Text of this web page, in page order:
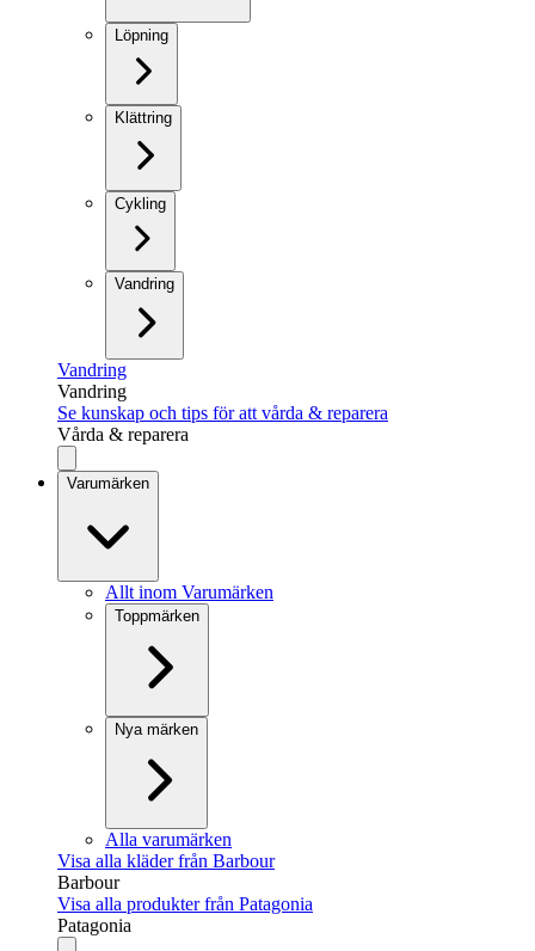
Löpning
Klättring
Cykling
Vandring
Vandring
Vandring
Se kunskap och tips för att vårda & reparera
Vårda & reparera
Varumärken
Allt inom Varumärken
Toppmärken
Nya märken
Alla varumärken
Visa alla kläder från Barbour
Barbour
Visa alla produkter från Patagonia
Patagonia